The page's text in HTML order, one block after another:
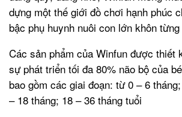
dựng một thế giới đồ chơi hạnh phúc
bậc phụ huynh nuôi con lớn khôn từng
Các sản phẩm của Winfun được thiết
sự phát triển tối đa 80% não bộ của
bao gồm các giai đoạn: từ 0 – 6
– 18 tháng; 18 – 36 tháng tuổi